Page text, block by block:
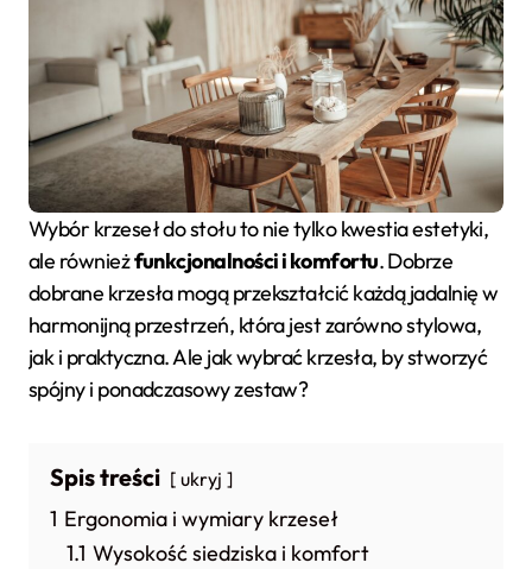
Wybór krzeseł do stołu to nie tylko kwestia estetyki,
ale równieżfunkcjonalności i komfortu. Dobrze
dobrane krzesła mogą przekształcić każdą jadalnię w
harmonijną przestrzeń, która jest zarówno stylowa,
jak i praktyczna. Ale jak wybrać krzesła, by stworzyć
spójny i ponadczasowy zestaw?
Spis treści ukryj
1 Ergonomia i wymiary krzeseł
1.1 Wysokość siedziska i komfort